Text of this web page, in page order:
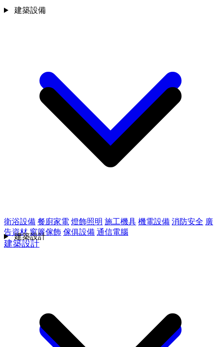
衛浴設備 餐廚家電 燈飾照明 施工機具 機電設備 消防安全 廣
告資材 窗簾傢飾 傢俱設備 通信電腦
建築設計
建築設備
建築設計